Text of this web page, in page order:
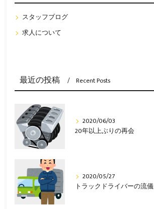
スタッフブログ
求人について
最近の投稿 Recent Posts
2020/06/03
20年以上ぶりの再会
2020/05/27
トラックドライバーの流儀